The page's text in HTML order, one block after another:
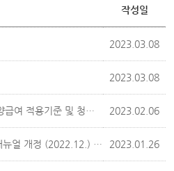
작성일
2023.03.08
2023.03.08
원스톱 진료기관 통합진료료 요양급여 적용기준 및 청구방법 안내(변경) 2023.02.06
[의료기관] 의료기관 화재안전 매뉴얼 개정 (2022.12.) 안내 2023.01.26